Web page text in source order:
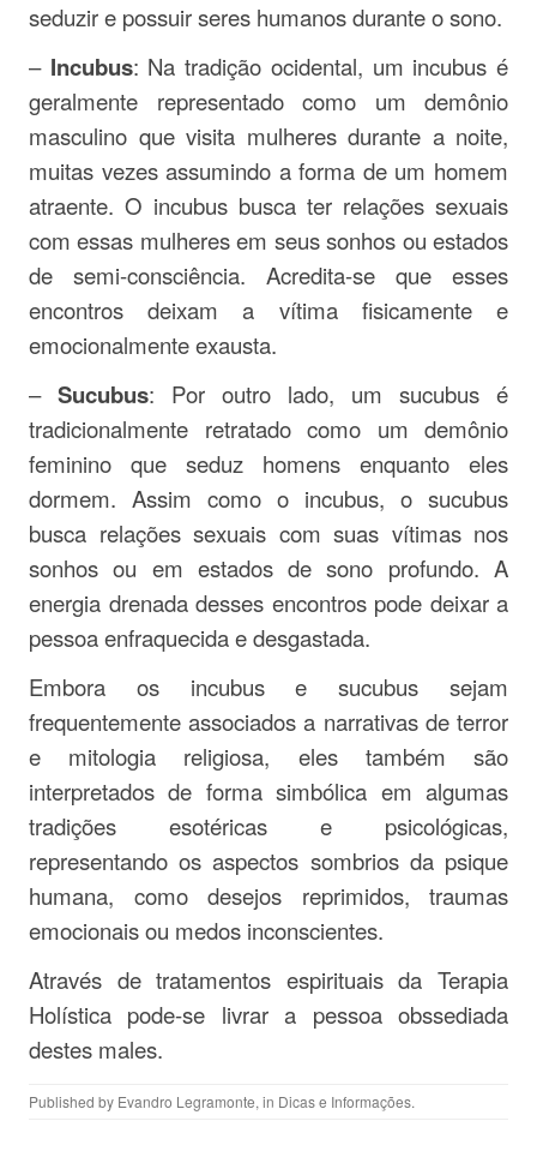
seduzir e possuir seres humanos durante o sono.
– Incubus: Na tradição ocidental, um incubus é
geralmente representado como um demônio
masculino que visita mulheres durante a noite,
muitas vezes assumindo a forma de um homem
atraente. O incubus busca ter relações sexuais
com essas mulheres em seus sonhos ou estados
de semi-consciência. Acredita-se que esses
encontros deixam a vítima fisicamente e
emocionalmente exausta.
– Sucubus: Por outro lado, um sucubus é
tradicionalmente retratado como um demônio
feminino que seduz homens enquanto eles
dormem. Assim como o incubus, o sucubus
busca relações sexuais com suas vítimas nos
sonhos ou em estados de sono profundo. A
energia drenada desses encontros pode deixar a
pessoa enfraquecida e desgastada.
Embora os incubus e sucubus sejam
frequentemente associados a narrativas de terror
e mitologia religiosa, eles também são
interpretados de forma simbólica em algumas
tradições esotéricas e psicológicas,
representando os aspectos sombrios da psique
humana, como desejos reprimidos, traumas
emocionais ou medos inconscientes.
Através de tratamentos espirituais da Terapia
Holística pode-se livrar a pessoa obssediada
destes males.
Published by Evandro Legramonte, in Dicas e Informações.